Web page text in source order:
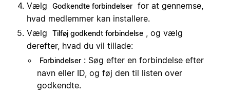
Vælg
Godkendte forbindelser for at gennemse,
hvad medlemmer kan installere.
Vælg
Tilføj godkendt forbindelse , og vælg
derefter, hvad du vil tillade:
Forbindelser : Søg efter en forbindelse efter
navn eller ID, og føj den til listen over
godkendte.